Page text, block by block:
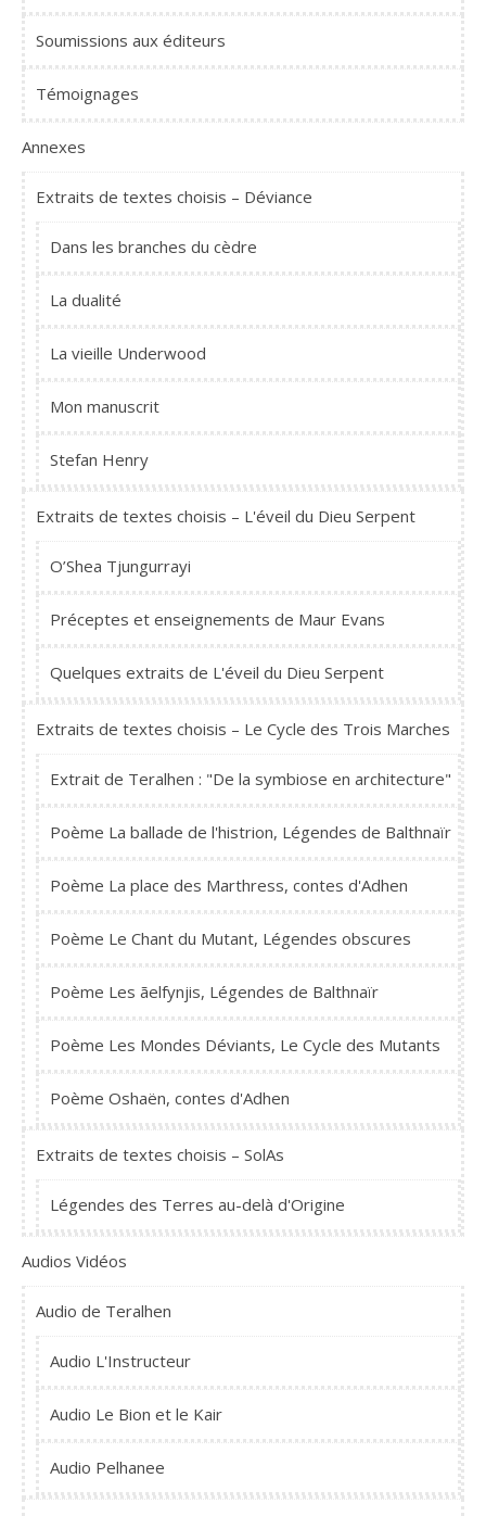
Soumissions aux éditeurs
Témoignages
Annexes
Extraits de textes choisis – Déviance
Dans les branches du cèdre
La dualité
La vieille Underwood
Mon manuscrit
Stefan Henry
Extraits de textes choisis – L'éveil du Dieu Serpent
O’Shea Tjungurrayi
Préceptes et enseignements de Maur Evans
Quelques extraits de L'éveil du Dieu Serpent
Extraits de textes choisis – Le Cycle des Trois Marches
Extrait de Teralhen : "De la symbiose en architecture"
Poème La ballade de l'histrion, Légendes de Balthnaïr
Poème La place des Marthress, contes d'Adhen
Poème Le Chant du Mutant, Légendes obscures
Poème Les ãelfynjis, Légendes de Balthnaïr
Poème Les Mondes Déviants, Le Cycle des Mutants
Poème Oshaën, contes d'Adhen
Extraits de textes choisis – SolAs
Légendes des Terres au-delà d'Origine
Audios Vidéos
Audio de Teralhen
Audio L'Instructeur
Audio Le Bion et le Kair
Audio Pelhanee